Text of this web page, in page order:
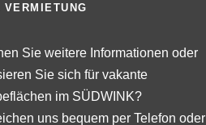
VERMIETUNG
Sie weitere Informationen oder
Sie sich für vakante
im SÜDWINK?
uns bequem per Telefon oder